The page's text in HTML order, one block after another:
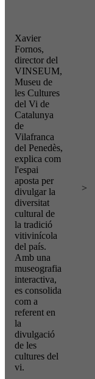
Xavier
Fornos,
director del
VINSEUM,
Museu de
les Cultures
del Vi de
Catalunya
de
Vilafranca
del Penedès,
explica com
l'espai
aposta per
divulgar la
diversitat
cultural de
la tradició
vitivinícola
del país.
Amb una
museografia
interactiva,
es consolida
com a
referent en
la
divulgació
de les
cultures del
vi.
>